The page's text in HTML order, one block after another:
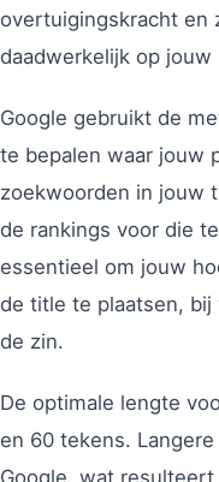
overtuigingskracht en
daadwerkelijk op jouw
Google gebruikt de
te bepalen waar jouw
zoekwoorden in jouw
de rankings voor die
essentieel om jouw
de title te plaatsen, bij
de zin.
De optimale lengte
en 60 tekens.